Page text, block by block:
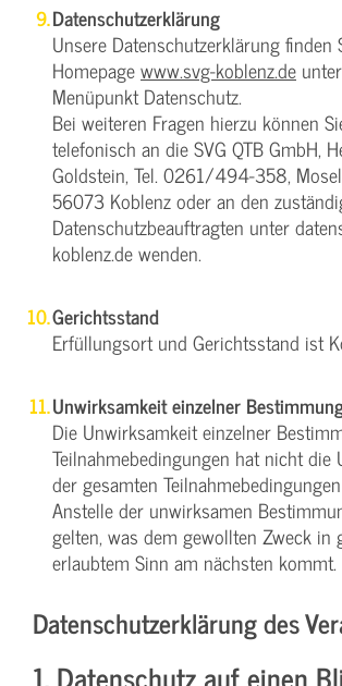
Datenschutzerklärung
Unsere Datenschutzerklärung finden
Homepagewww.svg-koblenz.de
Menüpunkt Datenschutz.
Bei weiteren Fragen hierzu können
telefonisch an die SVG QTB GmbH,
Goldstein, Tel. 0261/494-358,
56073 Koblenz oder an den
Datenschutzbeauftragten unter
koblenz.de wenden.
Gerichtsstand
Erfüllungsort und Gerichtsstand ist
Unwirksamkeit einzelner
Die Unwirksamkeit einzelner
Teilnahmebedingungen hat nicht die
der gesamten
Anstelle der unwirksamen
gelten, was dem gewollten Zweck in
erlaubtem Sinn am nächsten kommt.
Datenschutzerklärung des
1. Datenschutz auf einen